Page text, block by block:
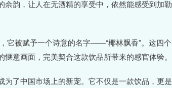
韵，让人在无酒精的享受中，依然能感受到加勒
它被赋予一个诗意的名字——“椰林飘香”。这四个
意画面，完美契合这款饮品所带来的感官体验。
了中国市场上的新宠。它不仅是一款饮品，更是